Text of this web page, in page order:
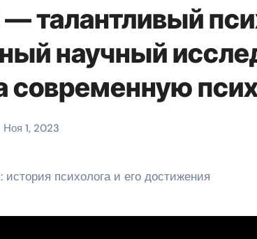
талантливый
научный
современную
Ноя 1, 2023